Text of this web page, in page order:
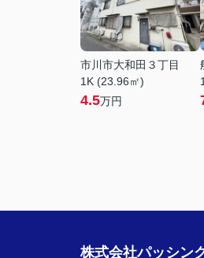
市川市大和田３丁目
1K (23.96㎡)
4.5万円
株式会社パッシン